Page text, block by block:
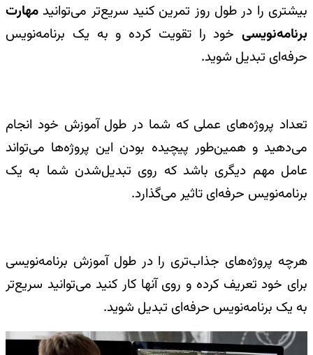
بیشتری را در طول روز تمرین کنید سریع‌تر می‌توانید مهارت
برنامه‌نویسی خود را تقویت کرده و به یک برنامه‌نویس
حرفه‌ای تبدیل شوید.
تعداد پروژه‌های عملی که شما در طول آموزش خود انجام
می‌دهید و همین‌طور پیچیده بودن این پروژه‌ها می‌تواند
عامل مهم دیگری باشد که روی تبدیل‌شدن شما به یک
برنامه‌نویس حرفه‌ای تاثیر می‌گذارد.
هرچه پروژه‌های جذاب‌تری را در طول آموزش برنامه‌نویسی
برای خود تعریف کرده و روی آنها کار کنید می‌توانید سریع‌تر
به یک برنامه‌نویس حرفه‌ای تبدیل شوید.